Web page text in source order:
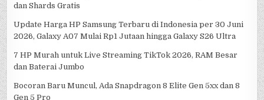
dan Shards Gratis
Update Harga HP Samsung Terbaru di Indonesia per 30 Juni
2026, Galaxy A07 Mulai Rp1 Jutaan hingga Galaxy S26 Ultra
7 HP Murah untuk Live Streaming TikTok 2026, RAM Besar
dan Baterai Jumbo
Bocoran Baru Muncul, Ada Snapdragon 8 Elite Gen 5xx dan 8
Gen 5 Pro